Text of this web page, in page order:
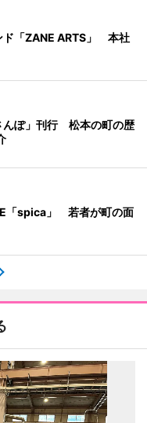
ド「ZANE ARTS」 本社
んぽ」刊行 松本の町の歴
「spica」 若者が町の面